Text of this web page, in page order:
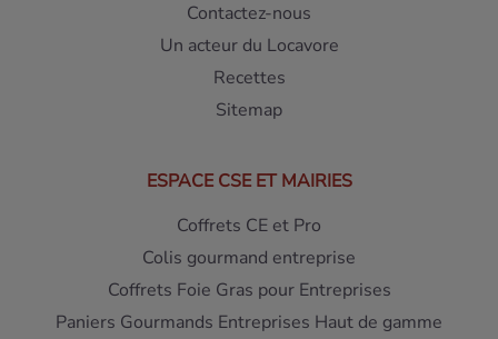
Contactez-nous
Un acteur du Locavore
Recettes
Sitemap
ESPACE CSE ET MAIRIES
Coffrets CE et Pro
Colis gourmand entreprise
Coffrets Foie Gras pour Entreprises
Paniers Gourmands Entreprises Haut de gamme